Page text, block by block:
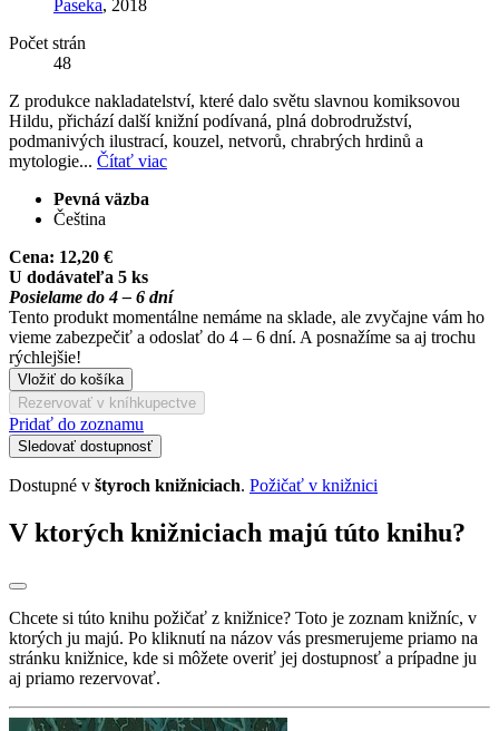
Paseka, 2018
Počet strán
48
Z produkce nakladatelství, které dalo světu slavnou komiksovou
Hildu, přichází další knižní podívaná, plná dobrodružství,
podmanivých ilustrací, kouzel, netvorů, chrabrých hrdinů a
mytologie... Čítať viac
Pevná väzba
Čeština
Cena: 12,20 €
U dodávateľa 5 ks
Posielame do 4 – 6 dní
Tento produkt momentálne nemáme na sklade, ale zvyčajne vám ho
vieme zabezpečiť a odoslať do 4 – 6 dní. A posnažíme sa aj trochu
rýchlejšie!
Vložiť do košíka
Rezervovať v kníhkupectve
Pridať do zoznamu
Sledovať dostupnosť
Dostupné v štyroch knižniciach. Požičať v knižnici
V ktorých knižniciach majú túto knihu?
Chcete si túto knihu požičať z knižnice? Toto je zoznam knižníc, v
ktorých ju majú. Po kliknutí na názov vás presmerujeme priamo na
stránku knižnice, kde si môžete overiť jej dostupnosť a prípadne ju
aj priamo rezervovať.